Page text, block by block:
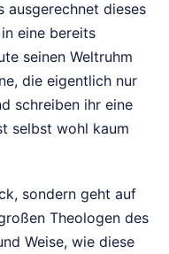
ausgerechnet dieses
eine bereits
seinen Weltruhm
die eigentlich nur
schreiben ihr eine
selbst wohl kaum
sondern geht auf
Theologen des
Weise, wie diese